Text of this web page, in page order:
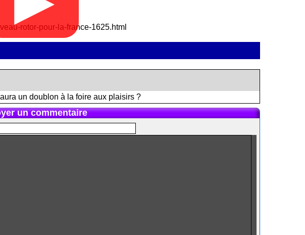
rotor-pour-la-france-1625.html
un doublon à la foire aux plaisirs ?
un commentaire